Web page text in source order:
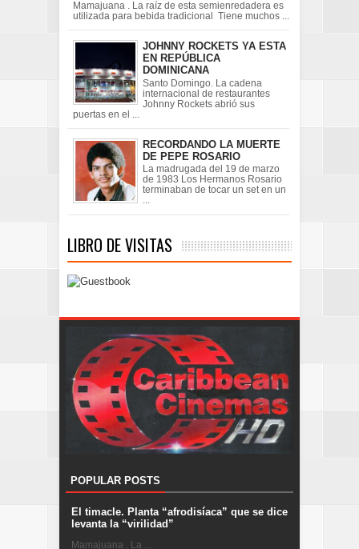
Mamajuana . La raíz de esta semienredadera es
utilizada para bebida tradicional Tiene muchos ...
JOHNNY ROCKETS YA ESTA
EN REPÚBLICA
DOMINICANA
Santo Domingo. La cadena
internacional de restaurantes
Johnny Rockets abrió sus
puertas en el ...
RECORDANDO LA MUERTE
DE PEPE ROSARIO
La madrugada del 19 de marzo
de 1983 Los Hermanos Rosario
terminaban de tocar un set en un
...
LIBRO DE VISITAS
POPULAR POSTS
El timacle. Planta “afrodisíaca” que se dice
levanta la “virilidad”
Mamajuana . La ...